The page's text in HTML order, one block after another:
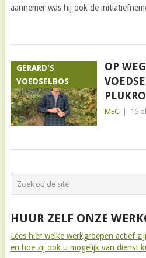
aannemer was hij ook de
GERARD'S
VOEDSELBOS
OP
MEC
15
BERICHTNAVIGATIE
HUUR ZELF ONZE
Lees hier welke werkgroepen actief
en hoe zij ook u mogelijk van dienst